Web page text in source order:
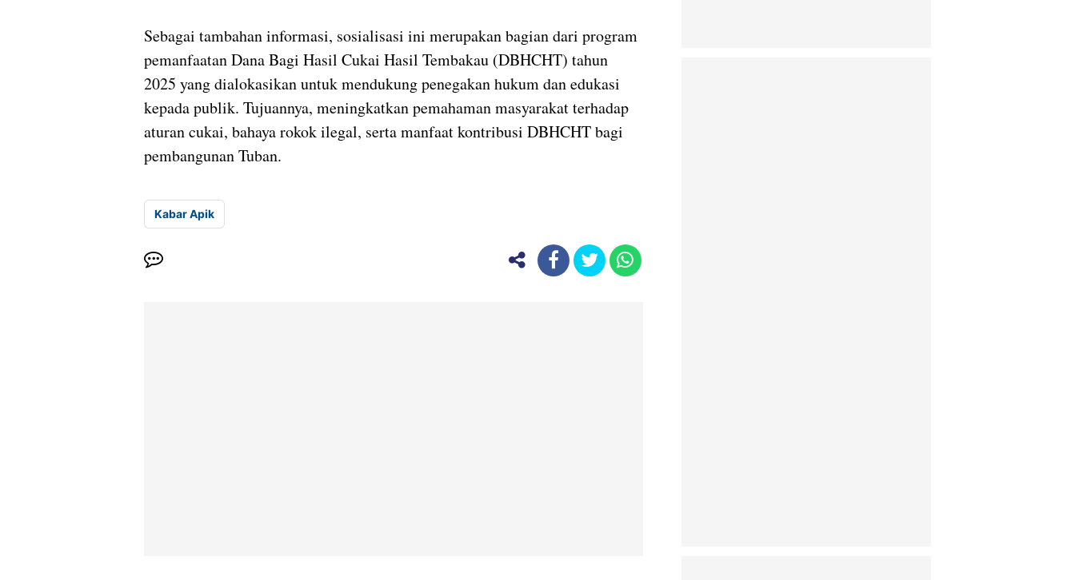
Sebagai tambahan informasi, sosialisasi ini merupakan bagian dari program
pemanfaatan Dana Bagi Hasil Cukai Hasil Tembakau (DBHCHT) tahun
2025 yang dialokasikan untuk mendukung penegakan hukum dan edukasi
kepada publik. Tujuannya, meningkatkan pemahaman masyarakat terhadap
aturan cukai, bahaya rokok ilegal, serta manfaat kontribusi DBHCHT bagi
pembangunan Tuban.
Kabar Apik